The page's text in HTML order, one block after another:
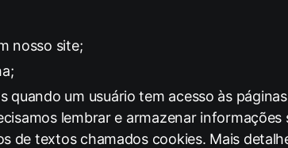
nosso site;
quando um usuário tem acesso às
lembrar e armazenar
de textos chamados cookies. Mais